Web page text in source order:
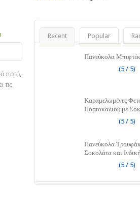
ποτό,
τις
Recent Popular
Πανεύκολα
(5 / 5)
Καραμελωμένες
Πορτοκαλιού με
(5 / 5)
Πανεύκολα
Σοκολάτα και
(5 / 5)